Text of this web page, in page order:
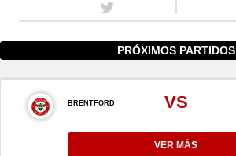
PRÓXIMOS PARTIDOS
BRENTFORD VS
VER MÁS